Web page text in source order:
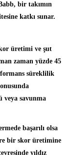
bir takımın
katkı sunar.
üretimi ve şut
zaman yüzde 45
süreklilik
veya savunma
başarılı olsa
bir skor üretimine
yıldız